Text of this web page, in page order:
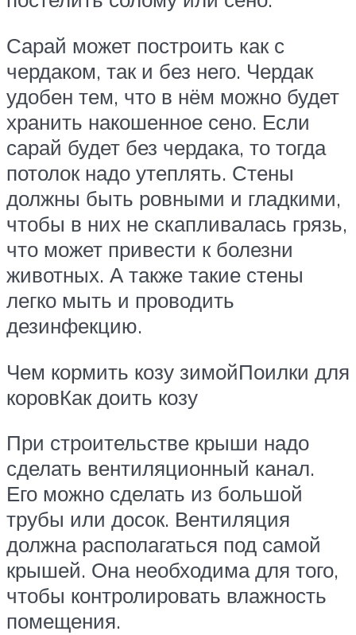
Сарай может построить как с
чердаком, так и без него. Чердак
удобен тем, что в нём можно будет
хранить накошенное сено. Если
сарай будет без чердака, то тогда
потолок надо утеплять. Стены
должны быть ровными и гладкими,
чтобы в них не скапливалась грязь,
что может привести к болезни
животных. А также такие стены
легко мыть и проводить
дезинфекцию.
Чем кормить козу зимойПоилки для
коровКак доить козу
При строительстве крыши надо
сделать вентиляционный канал.
Его можно сделать из большой
трубы или досок. Вентиляция
должна располагаться под самой
крышей. Она необходима для того,
чтобы контролировать влажность
помещения.